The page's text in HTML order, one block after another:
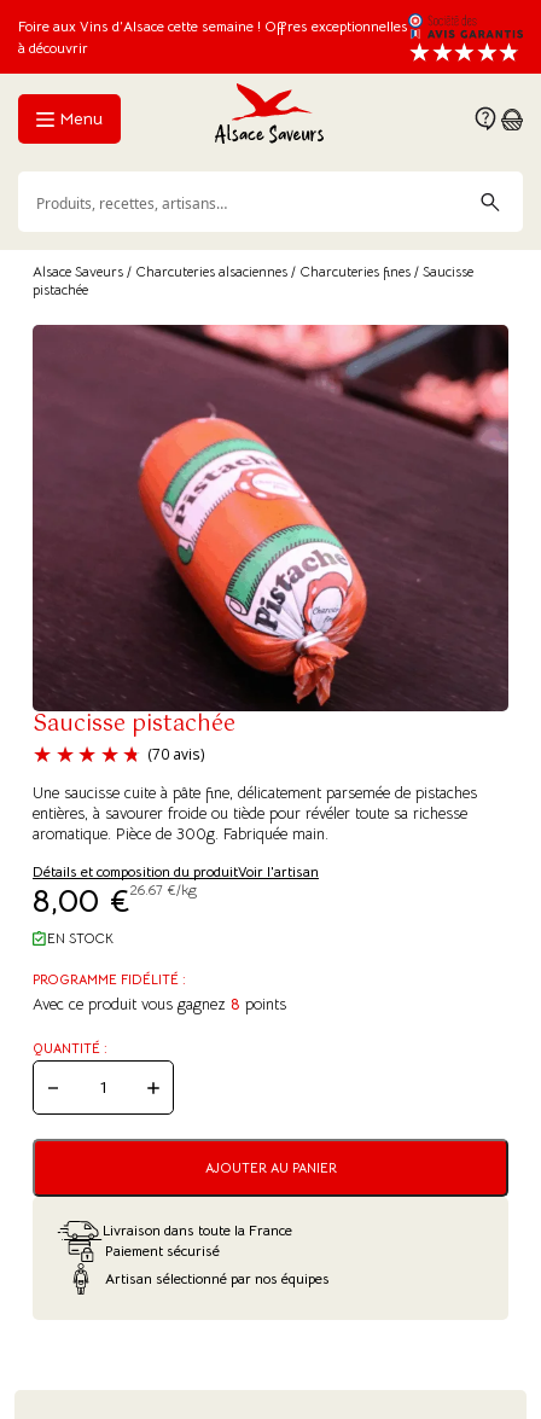
Foire aux Vins d’Alsace cette semaine ! Offres exceptionnelles
à découvrir
Menu
Alsace Saveurs / Charcuteries alsaciennes / Charcuteries fines / Saucisse
pistachée
Saucisse pistachée
(70 avis)
Une saucisse cuite à pâte fine, délicatement parsemée de pistaches
entières, à savourer froide ou tiède pour révéler toute sa richesse
aromatique. Pièce de 300g. Fabriquée main.
Détails et composition du produitVoir l'artisan
8,00 €26.67 €/kg
EN STOCK
PROGRAMME FIDÉLITÉ :
Avec ce produit vous gagnez 8 points
QUANTITÉ :
QUANTITÉ
DE
PISTACHÉE
AJOUTER AU PANIER
Livraison dans toute la France
Paiement sécurisé
Artisan sélectionné par nos équipes